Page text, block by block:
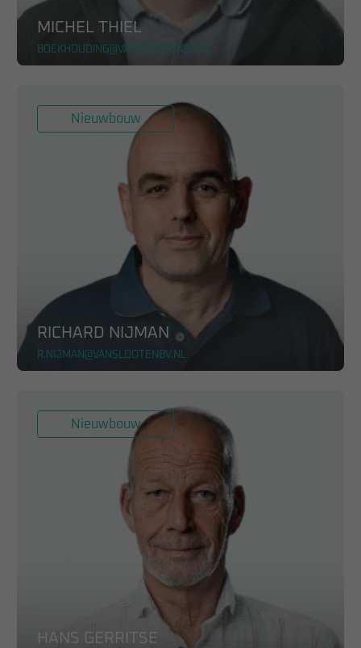
MICHEL THIEL
BOEKHOUDING@VANSLOOTENBV.NL
Nieuwbouw
RICHARD NIJMAN
R.NIJMAN@VANSLOOTENBV.NL
Nieuwbouw
HANS GERRITSE